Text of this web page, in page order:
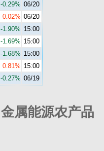
-0.29% 06/20
0.02% 06/20
-1.90% 15:00
-1.69% 15:00
-1.68% 15:00
0.81% 15:00
-0.27% 06/19
金属能源农产